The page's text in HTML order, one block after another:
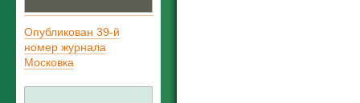
Опубликован 39-й
номер журнала
Московка